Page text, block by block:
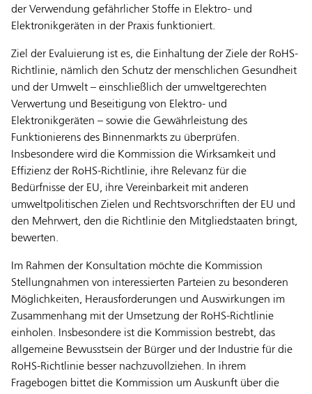
der Verwendung gefährlicher Stoffe in Elektro- und
Elektronikgeräten in der Praxis funktioniert.
Ziel der Evaluierung ist es, die Einhaltung der Ziele der RoHS-
Richtlinie, nämlich den Schutz der menschlichen Gesundheit
und der Umwelt – einschließlich der umweltgerechten
Verwertung und Beseitigung von Elektro- und
Elektronikgeräten – sowie die Gewährleistung des
Funktionierens des Binnenmarkts zu überprüfen.
Insbesondere wird die Kommission die Wirksamkeit und
Effizienz der RoHS-Richtlinie, ihre Relevanz für die
Bedürfnisse der EU, ihre Vereinbarkeit mit anderen
umweltpolitischen Zielen und Rechtsvorschriften der EU und
den Mehrwert, den die Richtlinie den Mitgliedstaaten bringt,
bewerten.
Im Rahmen der Konsultation möchte die Kommission
Stellungnahmen von interessierten Parteien zu besonderen
Möglichkeiten, Herausforderungen und Auswirkungen im
Zusammenhang mit der Umsetzung der RoHS-Richtlinie
einholen. Insbesondere ist die Kommission bestrebt, das
allgemeine Bewusstsein der Bürger und der Industrie für die
RoHS-Richtlinie besser nachzuvollziehen. In ihrem
Fragebogen bittet die Kommission um Auskunft über die